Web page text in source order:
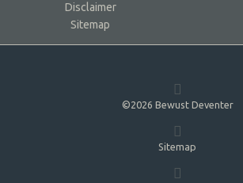
Disclaimer
Sitemap
©2026 Bewust Deventer
Sitemap